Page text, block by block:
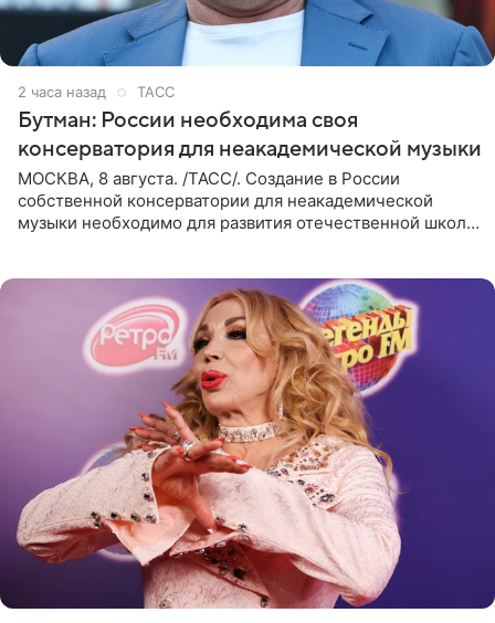
2 часа назад ТАСС
Бутман: России необходима своя
консерватория для неакадемической музыки
МОСКВА, 8 августа. /ТАСС/. Создание в России
собственной консерватории для неакадемической
музыки необходимо для развития отечественной школы